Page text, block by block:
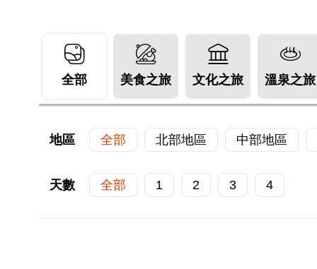
全部 美食之旅 文化之旅 溫泉之旅
地區 全部 北部地區 中部地區
天數 全部 1 2 3 4